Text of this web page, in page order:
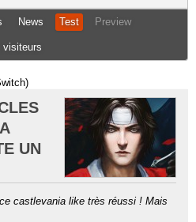
News Test Preview
UN
castlevania like très réussi ! Mais